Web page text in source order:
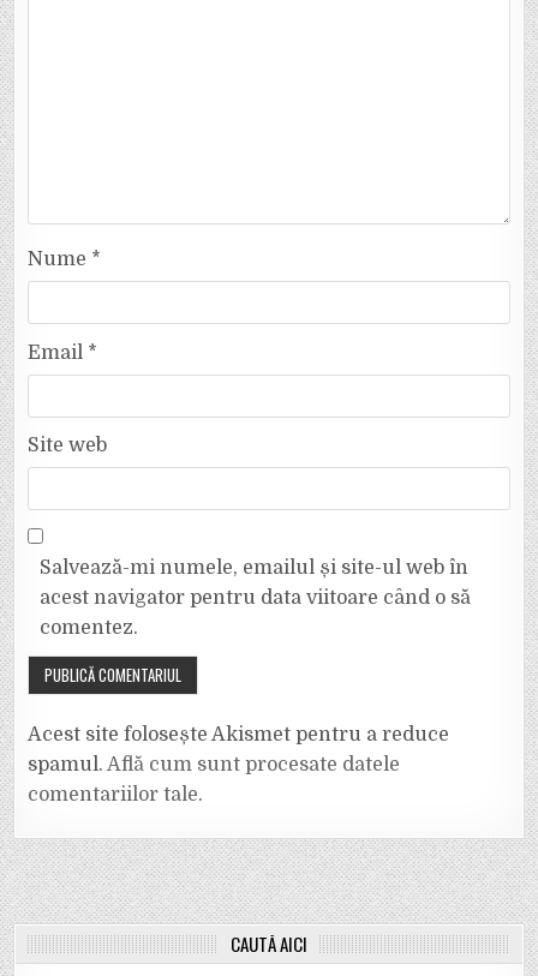
Nume *
Email *
Site web
Salvează-mi numele, emailul și site-ul web în
acest navigator pentru data viitoare când o să
comentez.
Acest site folosește Akismet pentru a reduce
spamul.Află cum sunt procesate datele
comentariilor tale.
CAUTĂ AICI